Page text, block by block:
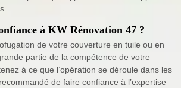
à KW Rénovation 47 ?
de votre couverture en tuile ou en
partie de la compétence de votre
à ce que l’opération se déroule dans les
de faire confiance à l’expertise